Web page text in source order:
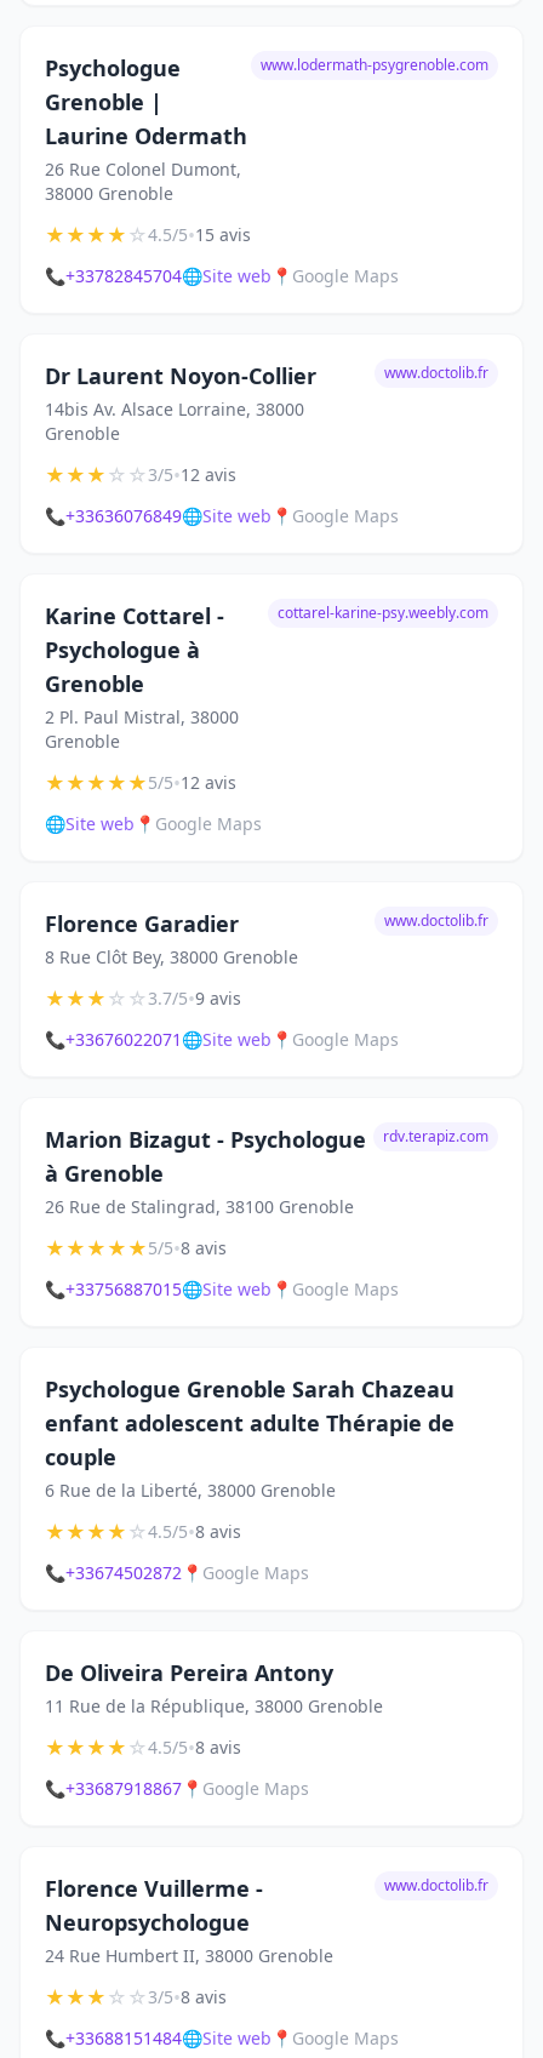
Psychologue
Grenoble |
Laurine Odermath
26 Rue Colonel Dumont,
38000 Grenoble
www.lodermath-psygrenoble.com
★★★★☆4.5/5•15 avis
📞+33782845704🌐Site web 📍 Google Maps
Dr Laurent Noyon-Collier
14bis Av. Alsace Lorraine, 38000
Grenoble
www.doctolib.fr
★★★☆☆3/5•12 avis
📞+33636076849🌐Site web 📍 Google Maps
Karine Cottarel -
Psychologue à
Grenoble
2 Pl. Paul Mistral, 38000
Grenoble
cottarel-karine-psy.weebly.com
★★★★★5/5•12 avis
🌐Site web 📍 Google Maps
Florence Garadier
8 Rue Clôt Bey, 38000 Grenoble
www.doctolib.fr
★★★☆☆3.7/5•9 avis
📞+33676022071 🌐Site web 📍 Google Maps
Marion Bizagut - Psychologue
à Grenoble
26 Rue de Stalingrad, 38100 Grenoble
rdv.terapiz.com
★★★★★5/5•8 avis
📞+33756887015🌐Site web 📍 Google Maps
Psychologue Grenoble Sarah Chazeau
enfant adolescent adulte Thérapie de
couple
6 Rue de la Liberté, 38000 Grenoble
★★★★☆4.5/5•8 avis
📞+33674502872 📍 Google Maps
De Oliveira Pereira Antony
11 Rue de la République, 38000 Grenoble
★★★★☆4.5/5•8 avis
📞+33687918867 📍 Google Maps
Florence Vuillerme -
Neuropsychologue
24 Rue Humbert II, 38000 Grenoble
www.doctolib.fr
★★★☆☆3/5•8 avis
📞+33688151484🌐Site web 📍 Google Maps